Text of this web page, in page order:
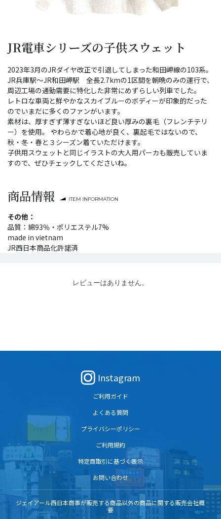
JR電車シリーズの子供スウェット
2023年3月のJRダイヤ改正で引退してしまった和田岬線の103系。
JR兵庫駅～JR和田岬駅 全長2.7kmの1区間を朝晩のみの運行で、
周辺工場の通勤需要に特化した非常にめずらしい列車でした。
レトロな車両と鮮やかなスカイブルーのボディーが印象的だった
のでいまだに多くのファンがいます。
素材は、厚すぎず薄すぎないほど良い厚みの裏毛（フレンチテリ
ー）を使用。 やわらかで着心地が良く、裏起毛ではないので、
秋・冬・春と３シーズン着ていただけます。
子供用スウェットと同じイラストの大人用パーカも販売していま
すので、ぜひチェックしてくださいね。
商品情報 ITEM INFORMATION
その他：
品質：綿93％・ポリエステル7%
made in vietnam
JR西日本商品化許諾済
レビューはありません。
Instagram
ご利用ガイド
よくある質問
プライバシーポリシー
ご利用規約
特定商取引に基づく表示
お問い合わせ
ジェイアール西日本商事が販売する商品以外の商品に関する販売会社概
要